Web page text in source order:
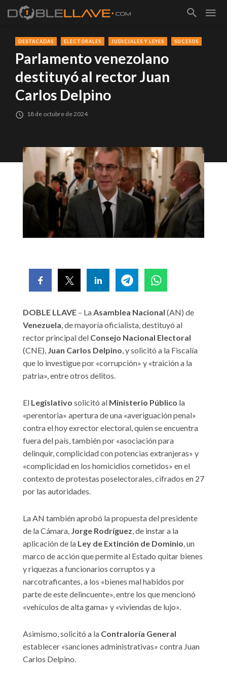
DESTACADAS ELECTORALES JUDICIALES Y LEYES SUCESOS
Parlamento venezolano
destituyó al rector Juan
Carlos Delpino
18 de octubre de 2024
DOBLE LLAVE – LaAsamblea Nacional (AN) de
Venezuela, de mayoría oficialista, destituyó al
rector principal del Consejo Nacional Electoral
(CNE), Juan Carlos Delpino, y solicitó a la Fiscalía
que lo investigue por «corrupción» y «traición a la
patria», entre otros delitos.
El Legislativo solicitó al Ministerio Público la
«perentoria» apertura de una «averiguación penal»
contra el hoy exrector electoral, quien se encuentra
fuera del país, también por «asociación para
delinquir, complicidad con potencias extranjeras» y
«complicidad en los homicidios cometidos» en el
contexto de protestas poselectorales, cifrados en 27
por las autoridades.
La AN también aprobó la propuesta del presidente
de la Cámara, Jorge Rodríguez, de instar a la
aplicación de la Ley de Extinción de Dominio, un
marco de acción que permite al Estado quitar bienes
y riquezas a funcionarios corruptos y a
narcotraficantes, a los «bienes mal habidos por
parte de este delincuente», entre los que mencionó
«vehículos de alta gama» y «viviendas de lujo».
Asimismo, solicitó a la Contraloría General
establecer «sanciones administrativas» contra Juan
Carlos Delpino.